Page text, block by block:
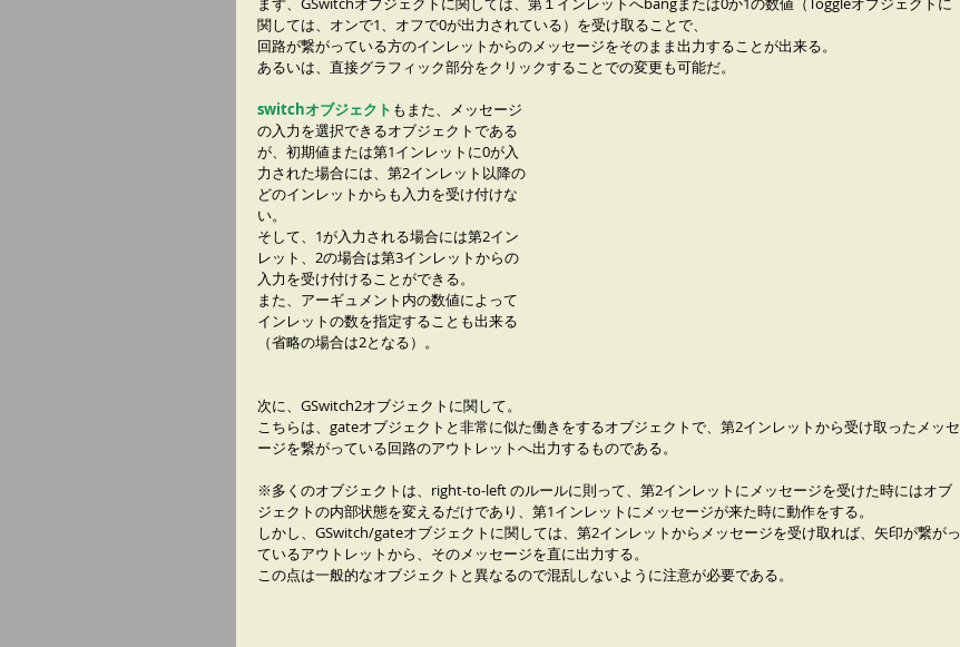
関しては、オンで1、オフで0が出力されている）を受け取ることで、
回路が繋がっている方のインレットからのメッセージをそのまま出力することが出来る。
あるいは、直接グラフィック部分をクリックすることでの変更も可能だ。
switchオブジェクト もまた、メッセージ
の入力を選択できるオブジェクトである
が、初期値または第1インレットに0が入
力された場合には、第2インレット以降の
どのインレットからも入力を受け付けな
い。
そして、1が入力される場合には第2イン
レット、2の場合は第3インレットからの
入力を受け付けることができる。
また、アーギュメント内の数値によって
インレットの数を指定することも出来る
（省略の場合は2となる）。
次に、GSwitch2オブジェクトに関して。
こちらは、gateオブジェクトと非常に似た働きをするオブジェクトで、第2インレットから受け取ったメッセ
ージを繋がっている回路のアウトレットへ出力するものである。
※多くのオブジェクトは、right-to-left のルールに則って、第2インレットにメッセージを受けた時にはオブ
ジェクトの内部状態を変えるだけであり、第1インレットにメッセージが来た時に動作をする。
しかし、GSwitch/gateオブジェクトに関しては、第2インレットからメッセージを受け取れば、矢印が繋がっ
ているアウトレットから、そのメッセージを直に出力する。
この点は一般的なオブジェクトと異なるので混乱しないように注意が必要である。